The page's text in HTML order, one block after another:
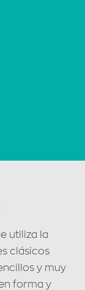
utiliza la
clásicos
y muy
forma y